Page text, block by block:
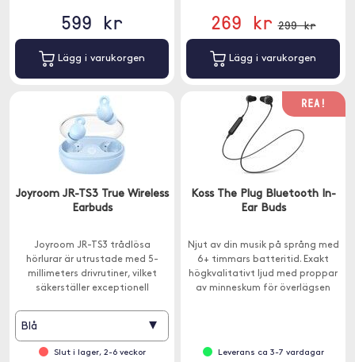
599 kr
Lägg i varukorgen
269 kr 299 kr
Lägg i varukorgen
Joyroom JR-TS3 True Wireless
Earbuds
Joyroom JR-TS3 trådlösa
hörlurar är utrustade med 5-
millimeters drivrutiner, vilket
säkerställer exceptionell
Blå ▾
Slut i lager, 2-6 veckor
REA!
Koss The Plug Bluetooth In-
Ear Buds
Njut av din musik på språng med
6+ timmars batteritid. Exakt
högkvalitativt ljud med proppar
av minneskum för överlägsen
Leverans ca 3-7 vardagar